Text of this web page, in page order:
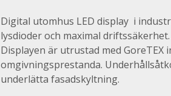
Digital utomhus LED display i
lysdioder och maximal driftssäkerhet.
Displayen är utrustad med
omgivningsprestanda.
underlätta fasadskyltning.